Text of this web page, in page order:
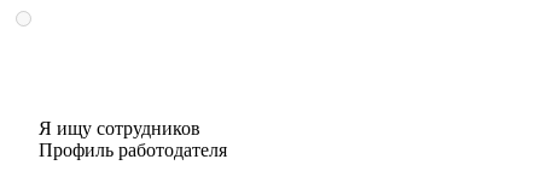
Я ищу сотрудников
Профиль работодателя